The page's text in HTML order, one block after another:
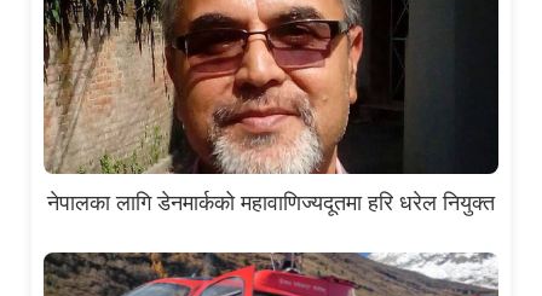
नेपालका लागि डेनमार्कको महावाणिज्यदूतमा हरि धरेल नियुक्त